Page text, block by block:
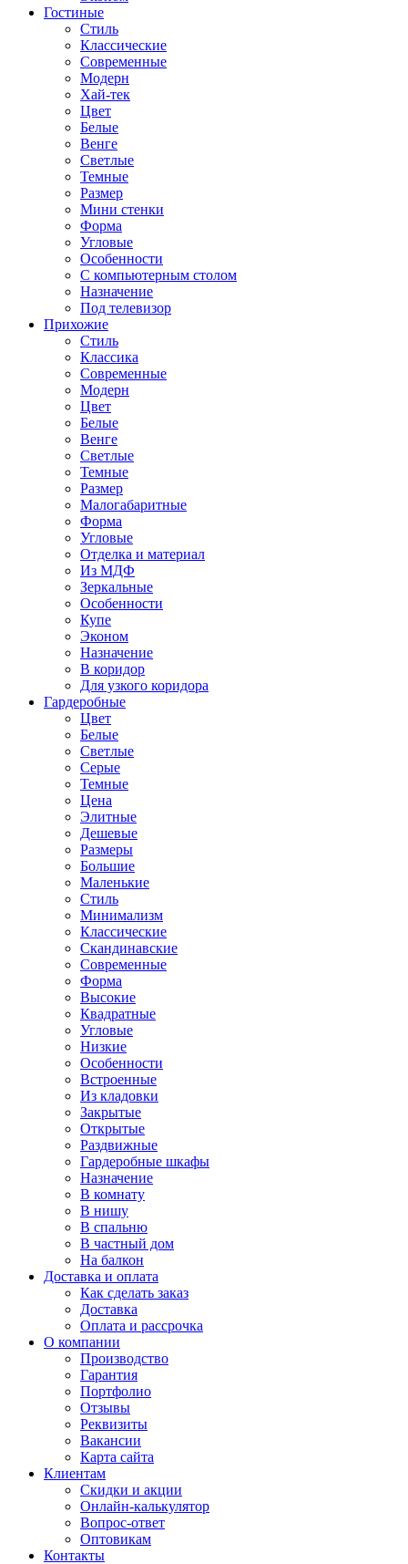
Гостиные
Стиль
Классические
Современные
Модерн
Хай-тек
Цвет
Белые
Венге
Светлые
Темные
Размер
Мини стенки
Форма
Угловые
Особенности
С компьютерным столом
Назначение
Под телевизор
Прихожие
Стиль
Классика
Современные
Модерн
Цвет
Белые
Венге
Светлые
Темные
Размер
Малогабаритные
Форма
Угловые
Отделка и материал
Из МДФ
Зеркальные
Особенности
Купе
Эконом
Назначение
В коридор
Для узкого коридора
Гардеробные
Цвет
Белые
Светлые
Серые
Темные
Цена
Элитные
Дешевые
Размеры
Большие
Маленькие
Стиль
Минимализм
Классические
Скандинавские
Современные
Форма
Высокие
Квадратные
Угловые
Низкие
Особенности
Встроенные
Из кладовки
Закрытые
Открытые
Раздвижные
Гардеробные шкафы
Назначение
В комнату
В нишу
В спальню
В частный дом
На балкон
Доставка и оплата
Как сделать заказ
Доставка
Оплата и рассрочка
О компании
Производство
Гарантия
Портфолио
Отзывы
Реквизиты
Вакансии
Карта сайта
Клиентам
Скидки и акции
Онлайн-калькулятор
Вопрос-ответ
Оптовикам
Контакты